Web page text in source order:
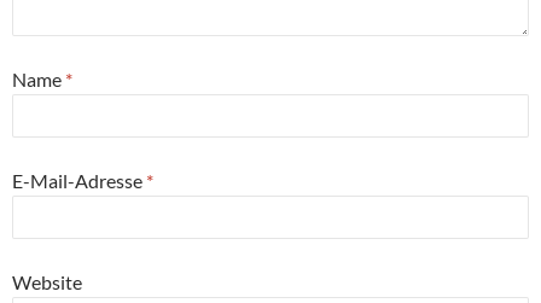
Name *
E-Mail-Adresse *
Website